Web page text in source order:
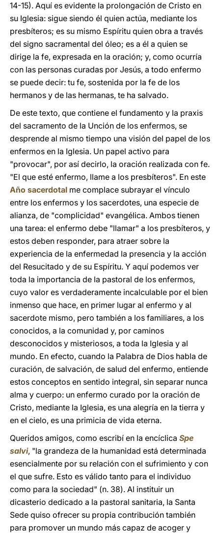
14-15). Aquí es evidente la prolongación de Cristo en
su Iglesia: sigue siendo él quien actúa, mediante los
presbíteros; es su mismo Espíritu quien obra a través
del signo sacramental del óleo; es a él a quien se
dirige la fe, expresada en la oración; y, como ocurría
con las personas curadas por Jesús, a todo enfermo
se puede decir: tu fe, sostenida por la fe de los
hermanos y de las hermanas, te ha salvado.
De este texto, que contiene el fundamento y la praxis
del sacramento de la Unción de los enfermos, se
desprende al mismo tiempo una visión del papel de los
enfermos en la Iglesia. Un papel activo para
"provocar", por así decirlo, la oración realizada con fe.
"El que esté enfermo, llame a los presbíteros". En este
Año sacerdotal me complace subrayar el vínculo
entre los enfermos y los sacerdotes, una especie de
alianza, de "complicidad" evangélica. Ambos tienen
una tarea: el enfermo debe "llamar" a los presbíteros, y
estos deben responder, para atraer sobre la
experiencia de la enfermedad la presencia y la acción
del Resucitado y de su Espíritu. Y aquí podemos ver
toda la importancia de la pastoral de los enfermos,
cuyo valor es verdaderamente incalculable por el bien
inmenso que hace, en primer lugar al enfermo y al
sacerdote mismo, pero también a los familiares, a los
conocidos, a la comunidad y, por caminos
desconocidos y misteriosos, a toda la Iglesia y al
mundo. En efecto, cuando la Palabra de Dios habla de
curación, de salvación, de salud del enfermo, entiende
estos conceptos en sentido integral, sin separar nunca
alma y cuerpo: un enfermo curado por la oración de
Cristo, mediante la Iglesia, es una alegría en la tierra y
en el cielo, es una primicia de vida eterna.
Queridos amigos, como escribí en la encíclica Spe
salvi, "la grandeza de la humanidad está determinada
esencialmente por su relación con el sufrimiento y con
el que sufre. Esto es válido tanto para el individuo
como para la sociedad" (n. 38). Al instituir un
dicasterio dedicado a la pastoral sanitaria, la Santa
Sede quiso ofrecer su propia contribución también
para promover un mundo más capaz de acoger y